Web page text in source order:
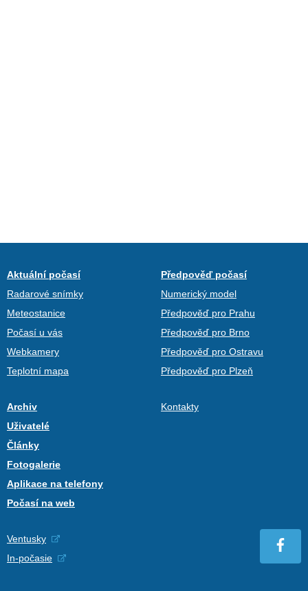
Aktuální počasí
Radarové snímky
Meteostanice
Počasí u vás
Webkamery
Teplotní mapa
Předpověď počasí
Numerický model
Předpověď pro Prahu
Předpověď pro Brno
Předpověď pro Ostravu
Předpověď pro Plzeň
Archiv
Uživatelé
Články
Fotogalerie
Aplikace na telefony
Počasí na web
Kontakty
Ventusky
In-počasie